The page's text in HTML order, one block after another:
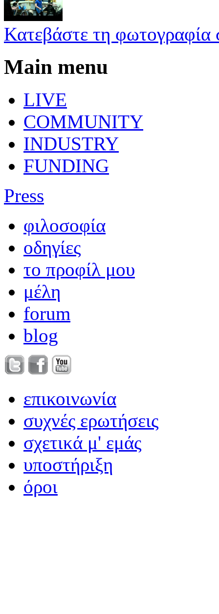
Κατεβάστε τη φωτογραφία
Main menu
LIVE
COMMUNITY
INDUSTRY
FUNDING
Press
φιλοσοφία
οδηγίες
το προφίλ μου
μέλη
forum
blog
επικοινωνία
συχνές ερωτήσεις
σχετικά μ' εμάς
υποστήριξη
όροι